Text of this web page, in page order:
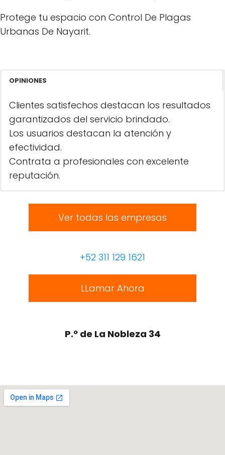
Protege tu espacio con Control De Plagas
Urbanas De Nayarit.
OPINIONES
Clientes satisfechos destacan los resultados
garantizados del servicio brindado.
Los usuarios destacan la atención y
efectividad.
Contrata a profesionales con excelente
reputación.
Ver todas las empresas
+52 311 129 1621
LLamar Ahora
P.º de La Nobleza 34